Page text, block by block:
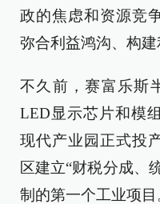
政的焦虑和资源竞
弥合利益鸿沟、构建
不久前，赛富乐斯
LED显示芯片和模
现代产业园正式投
区建立“财税分成、
制的第一个工业项目